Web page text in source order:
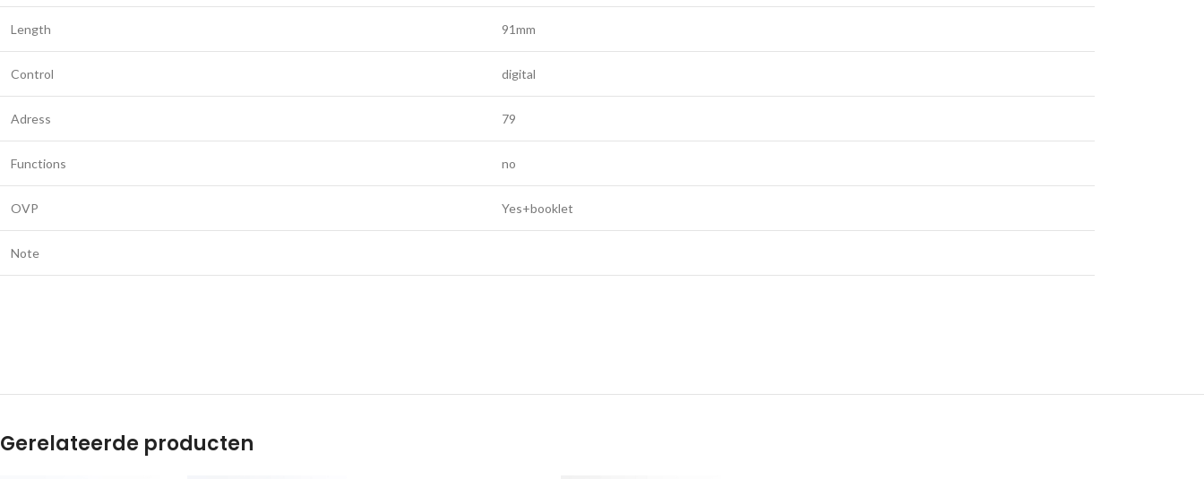
Length 91mm
Control digital
Adress 79
Functions no
OVP Yes+booklet
Note
Gerelateerde producten